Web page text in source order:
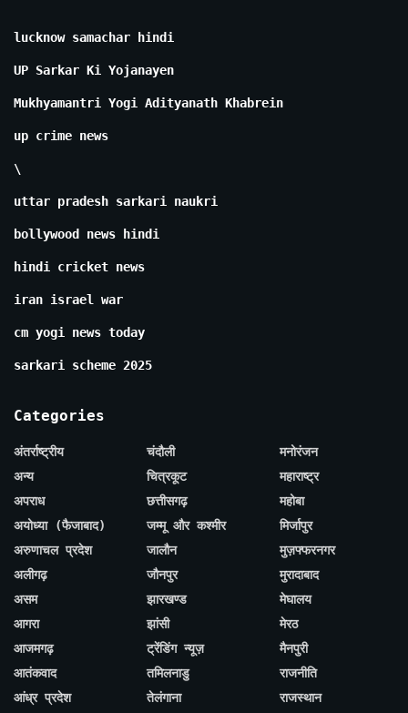
lucknow samachar hindi
UP Sarkar Ki Yojanayen
Mukhyamantri Yogi Adityanath Khabrein
up crime news
\
uttar pradesh sarkari naukri
bollywood news hindi
hindi cricket news
iran israel war
cm yogi news today
sarkari scheme 2025
Categories
अंतर्राष्ट्रीय
अन्य
अपराध
अयोध्या (फैजाबाद)
अरुणाचल प्रदेश
अलीगढ़
असम
आगरा
आजमगढ़
आतंकवाद
आंध्र प्रदेश
चंदौली
चित्रकूट
छत्तीसगढ़
जम्मू और कश्मीर
जालौन
जौनपुर
झारखण्ड
झांसी
ट्रेंडिंग न्यूज़
तमिलनाडु
तेलंगाना
मनोरंजन
महाराष्ट्र
महोबा
मिर्जापुर
मुज़फ्फरनगर
मुरादाबाद
मेघालय
मेरठ
मैनपुरी
राजनीति
राजस्थान